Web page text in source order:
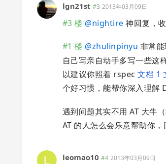
lgn21st #3 2013年03月09日
#3 楼 @nightire 神回复，
#1 楼 @zhulinpinyu 非常
自己写亲自动手多写一些这
以建议你照着 rspec文档 1
个好习惯，能帮你深入理解
遇到问题其实不用 AT 大牛
AT 的人怎么会乐意帮助你
leomao10 #4 2013年03月09日